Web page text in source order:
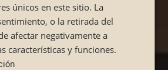
únicos en este sitio. La
o la retirada del
afectar negativamente a
características y funciones.